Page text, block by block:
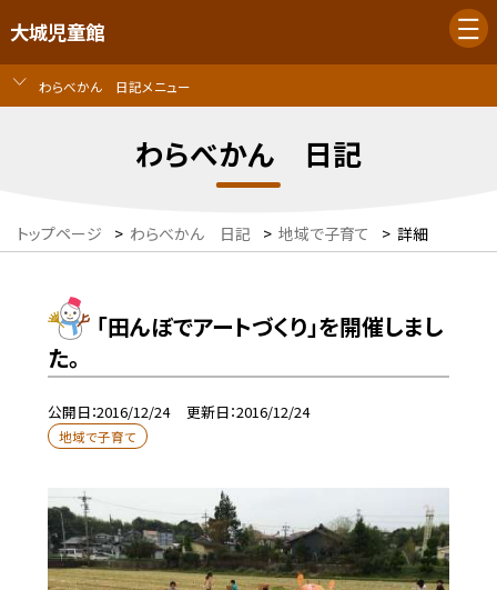
大城児童館
わらべかん 日記メニュー
わらべかん 日記
トップページ > わらべかん 日記 > 地域で子育て > 詳細
「田んぼでアートづくり」を開催しまし
た。
公開日 2016/12/24 更新日 2016/12/24
地域で子育て